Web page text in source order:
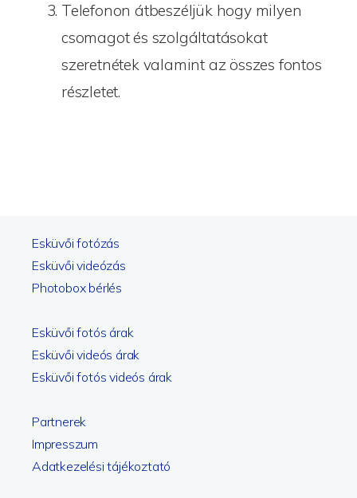
Telefonon átbeszéljük hogy milyen
csomagot és szolgáltatásokat
szeretnétek valamint az összes fontos
részletet.
Esküvői fotózás
Esküvői videózás
Photobox bérlés
Esküvői fotós árak
Esküvői videós árak
Esküvői fotós videós árak
Partnerek
Impresszum
Adatkezelési tájékoztató